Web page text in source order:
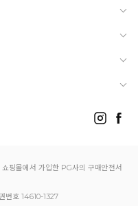
핑몰에서 가입한 PG사의 구매안전서
번호 14610-1327